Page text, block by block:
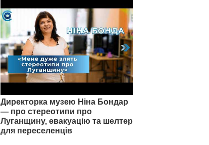
Директорка музею Ніна Бондар
— про стереотипи про
Луганщину, евакуацію та шелтер
для переселенців